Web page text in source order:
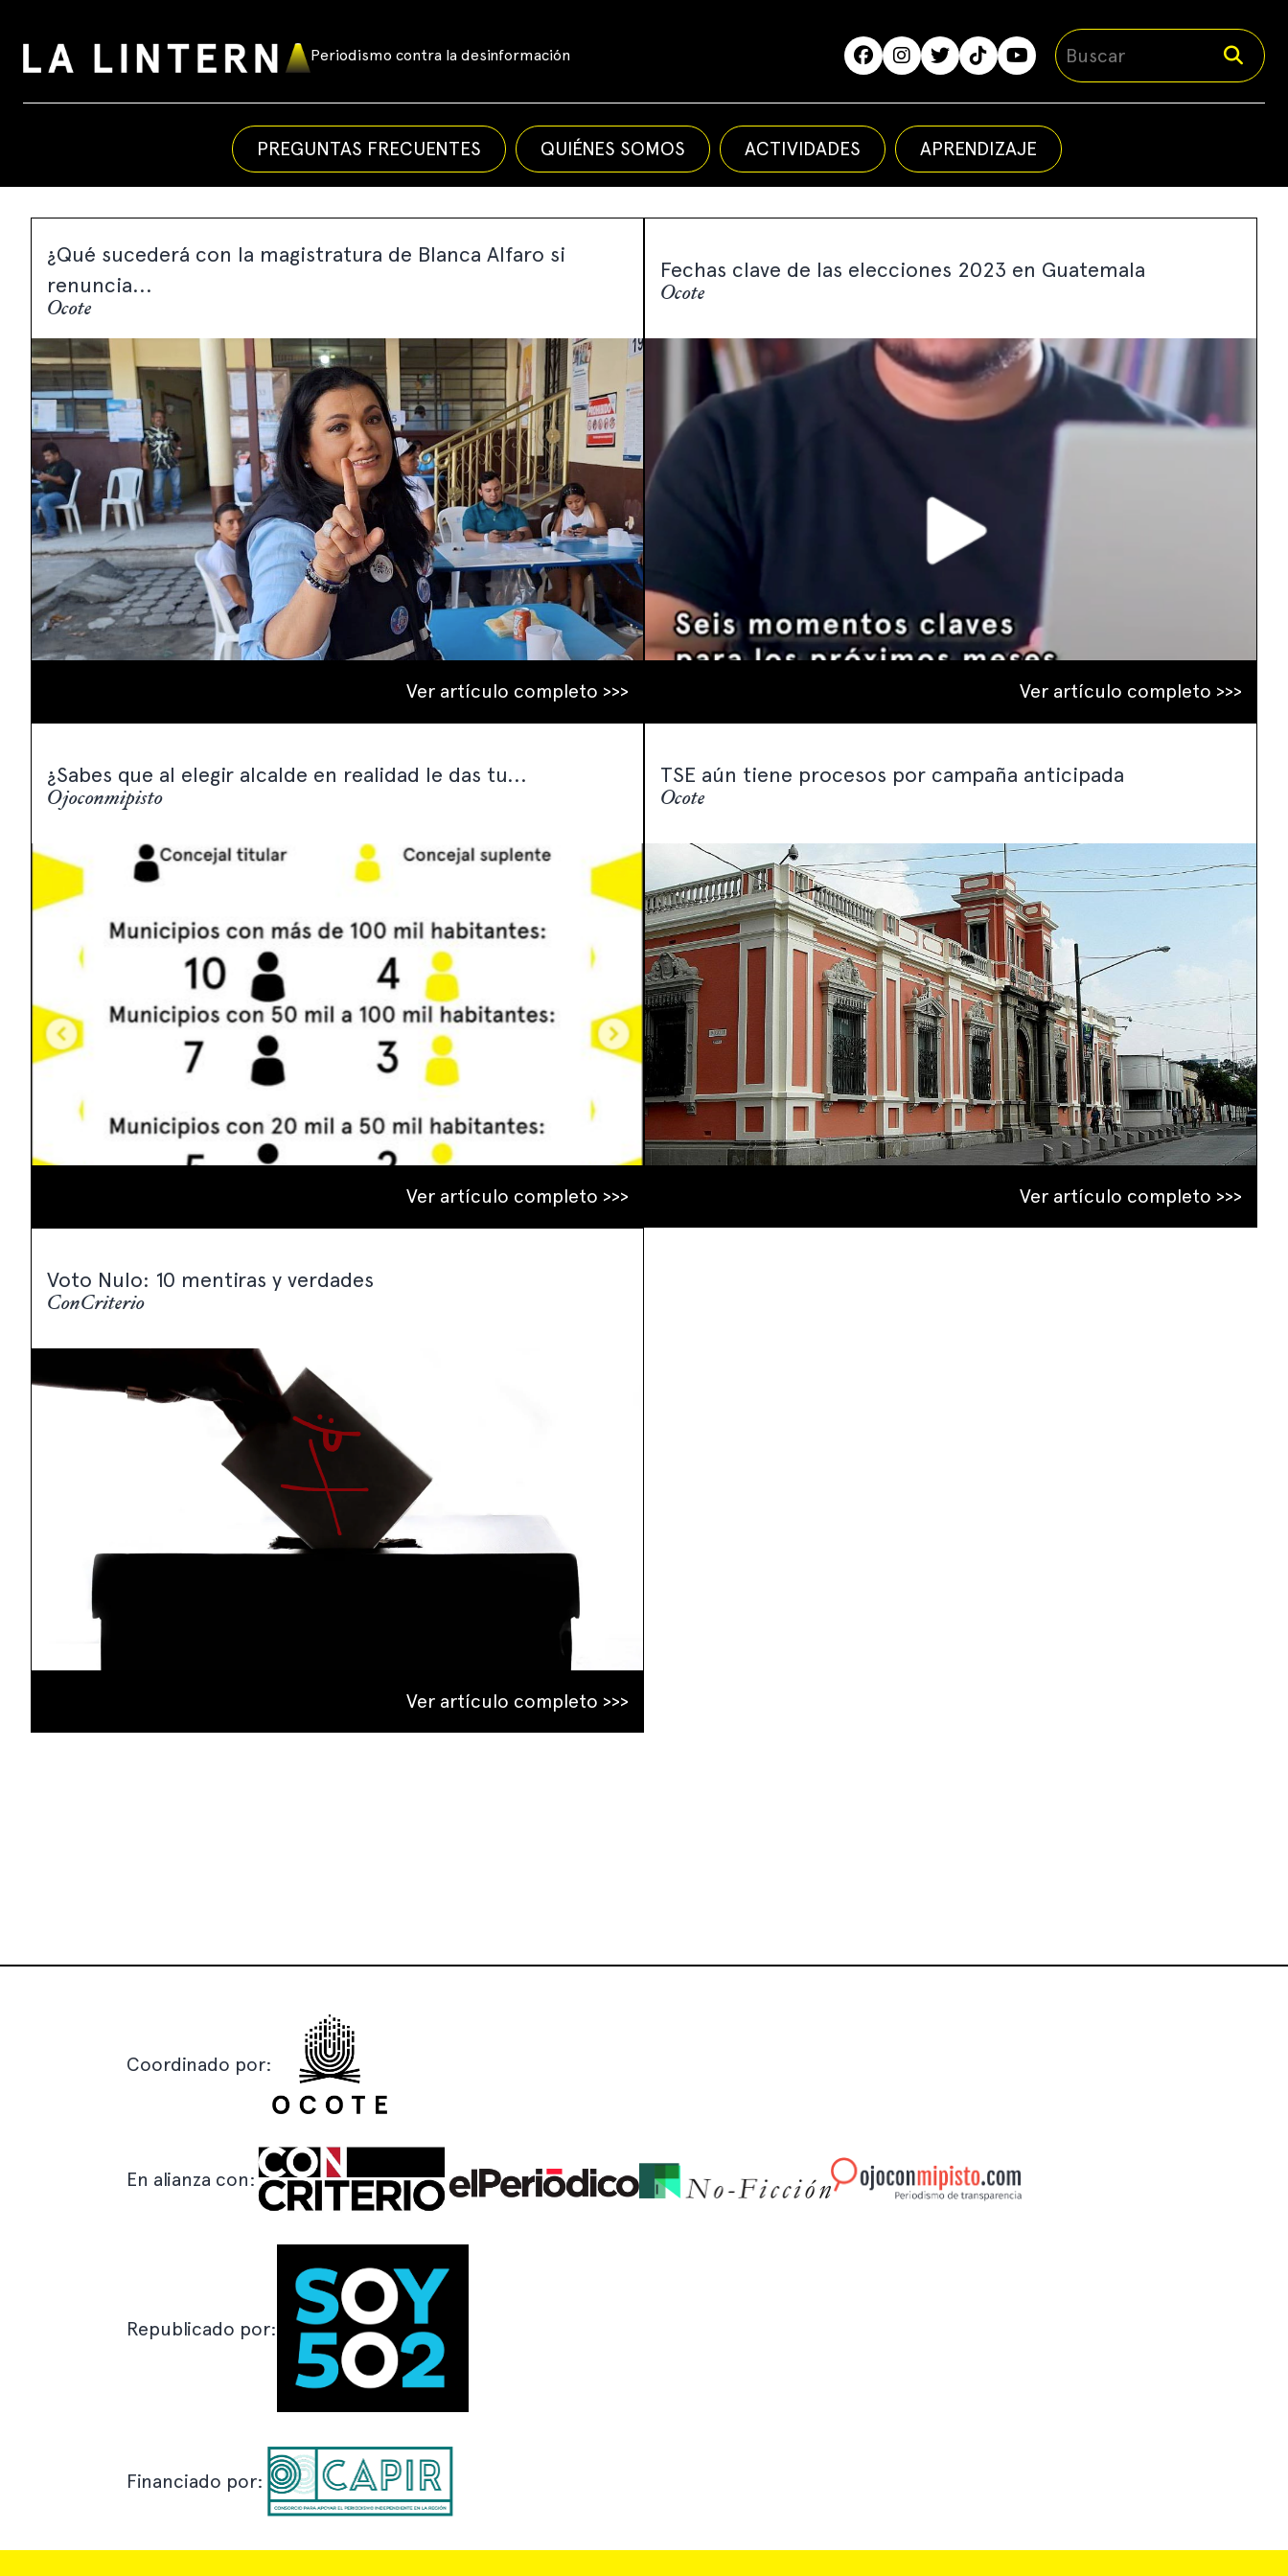
content
Periodismo contra la desinformación
La
PREGUNTAS FRECUENTES QUIÉNES SOMOS ACTIVIDADES APRENDIZAJE
¿Qué sucederá con la magistratura de Blanca Alfaro si
renuncia...
Ocote
Ver artículo completo >>>
Fechas clave de las elecciones 2023 en Guatemala
Ocote
Ver artículo completo >>>
¿Sabes que al elegir alcalde en realidad le das tu...
Ojoconmipisto
Ver artículo completo >>>
TSE aún tiene procesos por campaña anticipada
Ocote
Ver artículo completo >>>
Voto Nulo: 10 mentiras y verdades
ConCriterio
Ver artículo completo >>>
Coordinado por:
En alianza con:
Republicado por:
Financiado por: